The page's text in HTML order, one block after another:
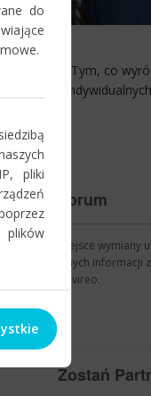
wielkości. Tym, co
do
Forum
Miejsce wymiany
innych informacji
Navireo.
Zostań
do
pliki
plików